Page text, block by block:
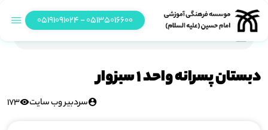
05135016600 - 05191091024
دبستان پسرانه واحد 1 سبزوار
سردبیر وب سایت 173